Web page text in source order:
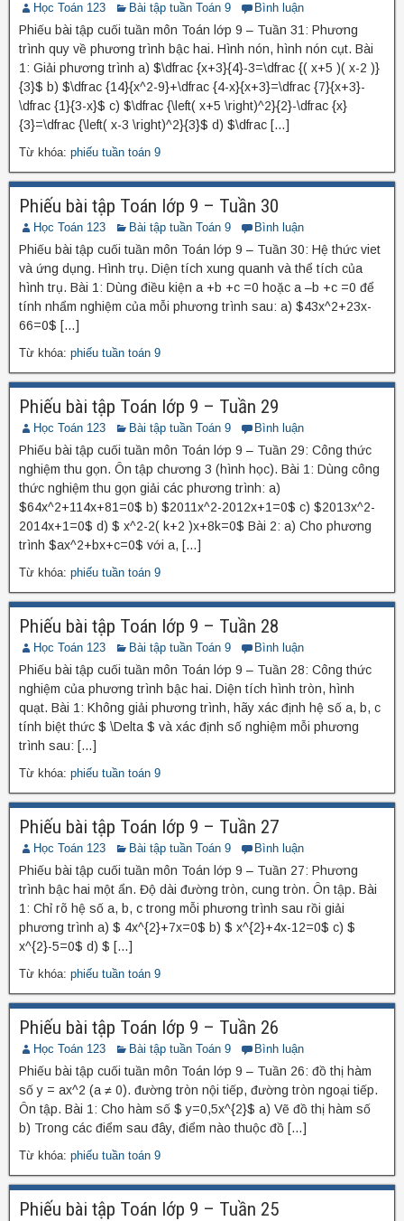
Học Toán 123 Bài tập tuần Toán 9 Bình luận
Phiếu bài tập cuối tuần môn Toán lớp 9 – Tuần 31: Phương
trình quy về phương trình bậc hai. Hình nón, hình nón cụt. Bài
1: Giải phương trình a) $\dfrac {x+3}{4}-3=\dfrac {( x+5 )( x-2 )}
{3}$ b) $\dfrac {14}{x^2-9}+\dfrac {4-x}{x+3}=\dfrac {7}{x+3}-
\dfrac {1}{3-x}$ c) $\dfrac {\left( x+5 \right)^2}{2}-\dfrac {x}
{3}=\dfrac {\left( x-3 \right)^2}{3}$ d) $\dfrac […]
Từ khóa: phiếu tuần toán 9
Phiếu bài tập Toán lớp 9 – Tuần 30
Học Toán 123 Bài tập tuần Toán 9 Bình luận
Phiếu bài tập cuối tuần môn Toán lớp 9 – Tuần 30: Hệ thức viet
và ứng dụng. Hình trụ. Diện tích xung quanh và thể tích của
hình trụ. Bài 1: Dùng điều kiện a +b +c =0 hoặc a –b +c =0 để
tính nhẩm nghiệm của mỗi phương trình sau: a) $43x^2+23x-
66=0$ […]
Từ khóa: phiếu tuần toán 9
Phiếu bài tập Toán lớp 9 – Tuần 29
Học Toán 123 Bài tập tuần Toán 9 Bình luận
Phiếu bài tập cuối tuần môn Toán lớp 9 – Tuần 29: Công thức
nghiệm thu gọn. Ôn tập chương 3 (hình học). Bài 1: Dùng công
thức nghiệm thu gọn giải các phương trình: a)
$64x^2+114x+81=0$ b) $2011x^2-2012x+1=0$ c) $2013x^2-
2014x+1=0$ d) $ x^2-2( k+2 )x+8k=0$ Bài 2: a) Cho phương
trình $ax^2+bx+c=0$ với a, […]
Từ khóa: phiếu tuần toán 9
Phiếu bài tập Toán lớp 9 – Tuần 28
Học Toán 123 Bài tập tuần Toán 9 Bình luận
Phiếu bài tập cuối tuần môn Toán lớp 9 – Tuần 28: Công thức
nghiệm của phương trình bậc hai. Diện tích hình tròn, hình
quạt. Bài 1: Không giải phương trình, hãy xác định hệ số a, b, c
tính biệt thức $ \Delta $ và xác định số nghiệm mỗi phương
trình sau: […]
Từ khóa: phiếu tuần toán 9
Phiếu bài tập Toán lớp 9 – Tuần 27
Học Toán 123 Bài tập tuần Toán 9 Bình luận
Phiếu bài tập cuối tuần môn Toán lớp 9 – Tuần 27: Phương
trình bậc hai một ẩn. Độ dài đường tròn, cung tròn. Ôn tập. Bài
1: Chỉ rõ hệ số a, b, c trong mỗi phương trình sau rồi giải
phương trình a) $ 4x^{2}+7x=0$ b) $ x^{2}+4x-12=0$ c) $
x^{2}-5=0$ d) $ […]
Từ khóa: phiếu tuần toán 9
Phiếu bài tập Toán lớp 9 – Tuần 26
Học Toán 123 Bài tập tuần Toán 9 Bình luận
Phiếu bài tập cuối tuần môn Toán lớp 9 – Tuần 26: đồ thị hàm
số y = ax^2 (a ≠ 0). đường tròn nội tiếp, đường tròn ngoại tiếp.
Ôn tập. Bài 1: Cho hàm số $ y=0,5x^{2}$ a) Vẽ đồ thị hàm số
b) Trong các điểm sau đây, điểm nào thuộc đồ […]
Từ khóa: phiếu tuần toán 9
Phiếu bài tập Toán lớp 9 – Tuần 25